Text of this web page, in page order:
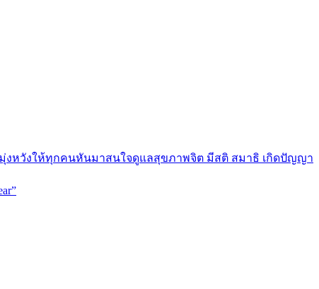
มุ่งหวังให้ทุกคนหันมาสนใจดูแลสุขภาพจิต มีสติ สมาธิ เกิดปัญญา